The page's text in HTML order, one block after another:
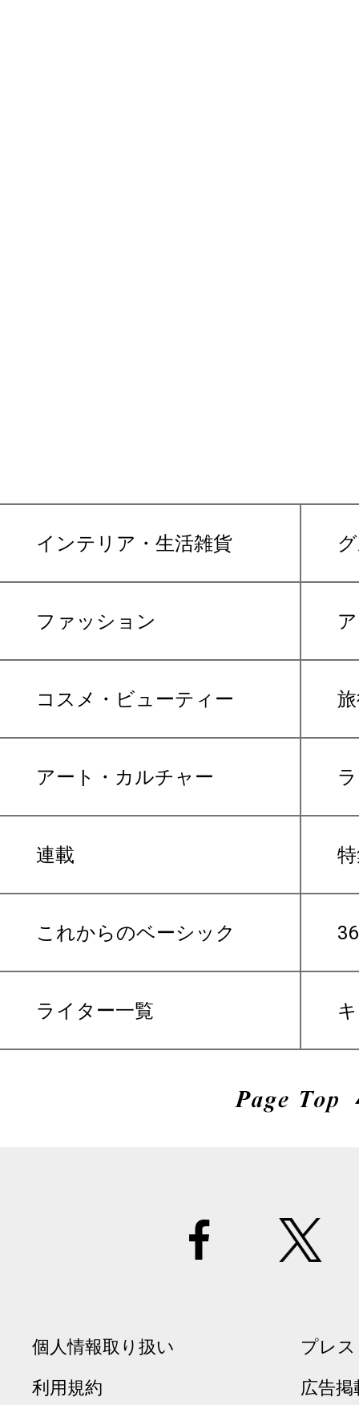
インテリア・生活雑貨
ファッション
コスメ・ビューティー
アート・カルチャー
連載
これからのベーシック
ライター一覧
個人情報取り扱い
利用規約
プレ
広告掲